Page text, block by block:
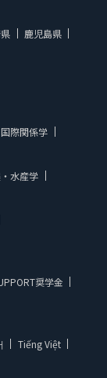
鹿児島県
国際関係学
水産学
奨学金
Tiếng Việt